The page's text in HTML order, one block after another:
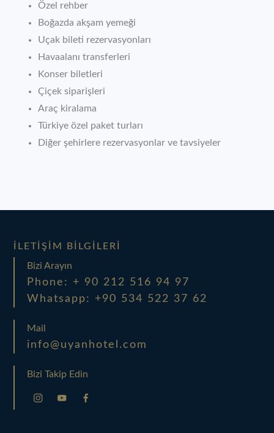
Özel rehber
Boğazda akşam yemeği
Uçak bileti rezervasyonları
Havaalanı transferleri
Konser biletleri
Çiçek siparişleri
Araç kiralama
Türkiye özel paket turları
Diğer şehirlere rezervasyonlar ve tavsiyeler
İLETIŞIM BILGILERI
Bizi Arayın
Phone: + 90 212 516 94 97
Whatsapp: +90 534 522 37 62
Mail
info@uyanhotel.com
Bizi Takip Edin